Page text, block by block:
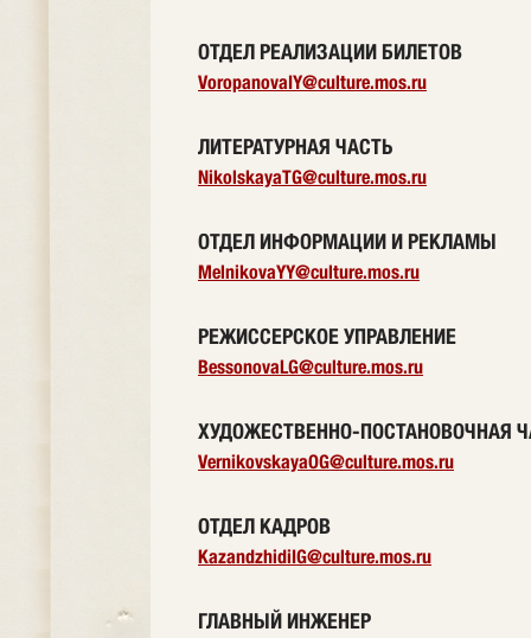
ОТДЕЛ РЕАЛИЗАЦИИ БИЛЕТОВ
VoropanovaIY@culture.mos.ru
ЛИТЕРАТУРНАЯ ЧАСТЬ
NikolskayaTG@culture.mos.ru
ОТДЕЛ ИНФОРМАЦИИ И РЕКЛАМЫ
MelnikovaYY@culture.mos.ru
РЕЖИССЕРСКОЕ УПРАВЛЕНИЕ
BessonovaLG@culture.mos.ru
ХУДОЖЕСТВЕННО-ПОСТАНОВОЧНАЯ
VernikovskayaOG@culture.mos.ru
ОТДЕЛ КАДРОВ
KazandzhidiIG@culture.mos.ru
ГЛАВНЫЙ ИНЖЕНЕР